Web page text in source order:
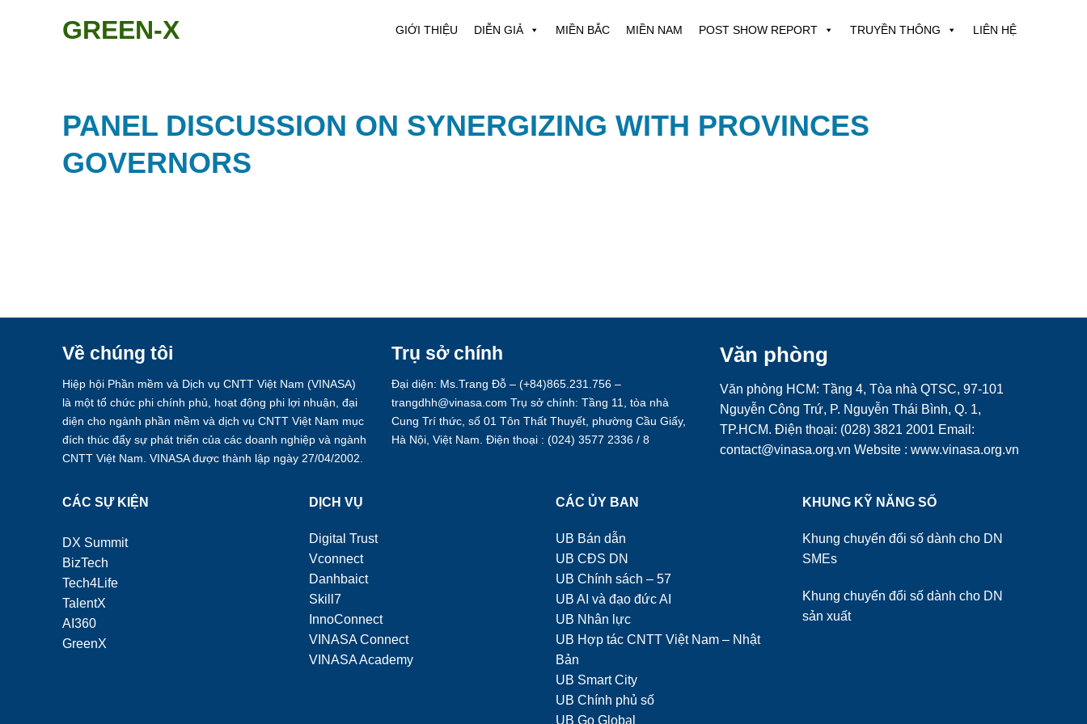
GREEN-X GIỚI THIỆU DIỄN GIẢ MIỀN BẮC MIỀN NAM POST SHOW REPORT TRUYỀN THÔNG LIÊN HỆ
PANEL DISCUSSION ON SYNERGIZING WITH PROVINCES
GOVERNORS
Về chúng tôi
Hiệp hội Phần mềm và Dịch vụ CNTT Việt Nam (VINASA)
là một tổ chức phi chính phủ, hoạt động phi lợi nhuận, đại
diện cho ngành phần mềm và dịch vụ CNTT Việt Nam mục
đích thúc đẩy sự phát triển của các doanh nghiệp và ngành
CNTT Việt Nam. VINASA được thành lập ngày 27/04/2002.
Trụ sở chính
Đại diện: Ms.Trang Đỗ – (+84)865.231.756 –
trangdhh@vinasa.com Trụ sở chính: Tầng 11, tòa nhà
Cung Trí thức, số 01 Tôn Thất Thuyết, phường Cầu Giấy,
Hà Nội, Việt Nam. Điện thoại : (024) 3577 2336 / 8
Văn phòng
Văn phòng HCM: Tầng 4, Tòa nhà QTSC, 97-101
Nguyễn Công Trứ, P. Nguyễn Thái Bình, Q. 1,
TP.HCM. Điện thoại: (028) 3821 2001 Email:
contact@vinasa.org.vn Website : www.vinasa.org.vn
CÁC SỰ KIỆN
DX Summit
BizTech
Tech4Life
TalentX
AI360
GreenX
DỊCH VỤ
Digital Trust
Vconnect
Danhbaict
Skill7
InnoConnect
VINASA Connect
VINASA Academy
CÁC ỦY BAN
UB Bán dẫn
UB CĐS DN
UB Chính sách – 57
UB AI và đạo đức AI
UB Nhân lực
UB Hợp tác CNTT Việt Nam – Nhật
Bản
UB Smart City
UB Chính phủ số
UB Go Global
KHUNG KỸ NĂNG SỐ
Khung chuyển đổi số dành cho DN
SMEs
Khung chuyển đổi số dành cho DN
sản xuất